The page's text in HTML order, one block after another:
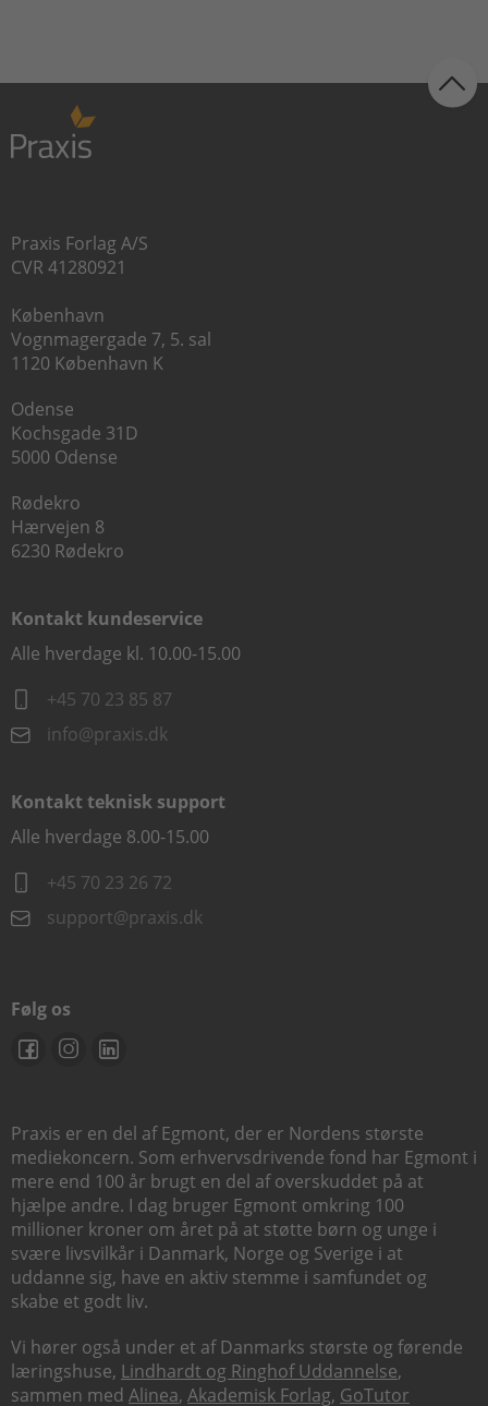
Praxis Forlag A/S
CVR 41280921
København
Vognmagergade 7, 5. sal
1120 København K
Odense
Kochsgade 31D
5000 Odense
Rødekro
Hærvejen 8
6230 Rødekro
Kontakt kundeservice
Alle hverdage kl. 10.00-15.00
+45 70 23 85 87
info@praxis.dk
Kontakt teknisk support
Alle hverdage 8.00-15.00
+45 70 23 26 72
support@praxis.dk
Følg os
Praxis er en del af Egmont, der er Nordens største
mediekoncern. Som erhvervsdrivende fond har Egmont i
mere end 100 år brugt en del af overskuddet på at
hjælpe andre. I dag bruger Egmont omkring 100
millioner kroner om året på at støtte børn og unge i
svære livsvilkår i Danmark, Norge og Sverige i at
uddanne sig, have en aktiv stemme i samfundet og
skabe et godt liv.
Vi hører også under et af Danmarks største og førende
læringshuse, Lindhardt og Ringhof Uddannelse,
sammen med Alinea, Akademisk Forlag, GoTutor